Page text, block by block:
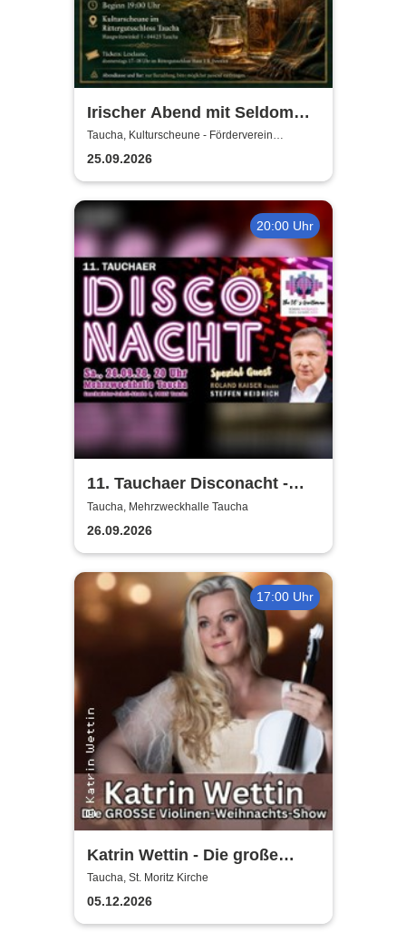
Irischer Abend mit Seldom
Sober Company | Live-Musik
& Whisky in der
Kulturscheune Taucha
Taucha, Kulturscheune - Förderverein
Rittergutschloss Taucha e.V.
25.09.2026
20:00 Uhr
11. Tauchaer Disconacht -
Herbstedition
Taucha, Mehrzweckhalle Taucha
26.09.2026
17:00 Uhr
Katrin Wettin - Die große
Violinen-Weihnachts-Show
Taucha, St. Moritz Kirche
05.12.2026